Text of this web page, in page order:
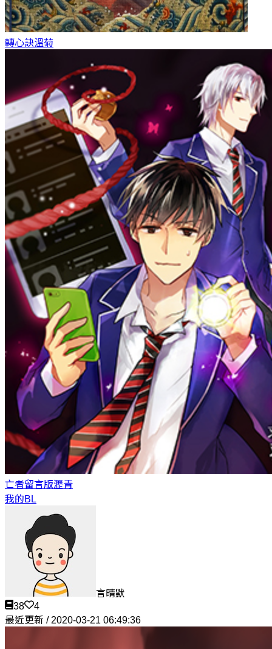
轉心訣溫菊
亡者留言版瀝青
我的BL
言晴默
38
4
最近更新 / 2020-03-21 06:49:36